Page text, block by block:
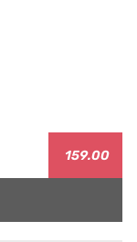
159.00